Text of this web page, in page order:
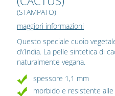
(STAMPATO)
maggiori informazioni
Questo speciale cuoio
d\’India. La pelle sintetica di
naturalmente vegana.
spessore 1,1 mm
morbido e resistente alle